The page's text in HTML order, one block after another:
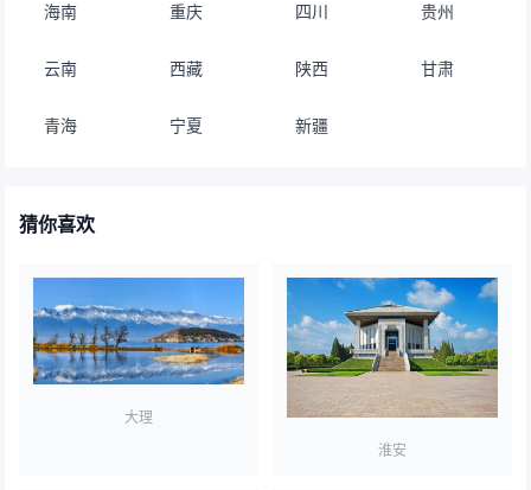
海南 重庆 四川 贵州
云南 西藏 陕西 甘肃
青海 宁夏 新疆
猜你喜欢
大理
淮安